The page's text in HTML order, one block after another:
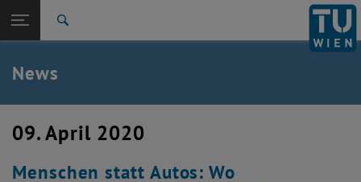
TU Login
Quicklinks
Quicklinks-Menü umschalten
Studium
Zurück: Subseiten von Aktuelles auflisten
Zurück zur letzten Ebene:
Aktuelles
News
News
09. April 2020
Menschen statt Autos: Wo